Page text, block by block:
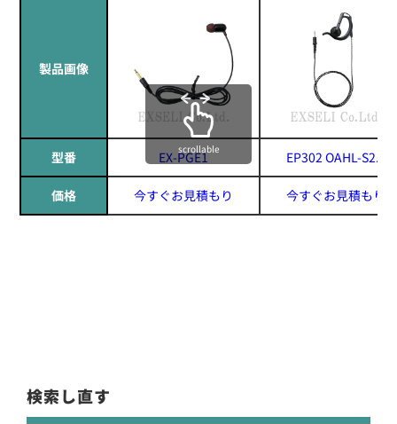
製品画像
型番 EX-PGE1 EP302 OAHL-S2.5
価格 今すぐお見積もり 今すぐお見積もり
scrollable
検索し直す